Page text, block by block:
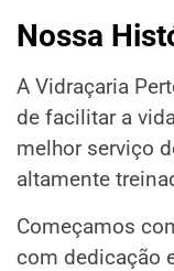
Nossa
A Vidraçaria
de facilitar a
melhor serviço
altamente
Começamos
com dedicação